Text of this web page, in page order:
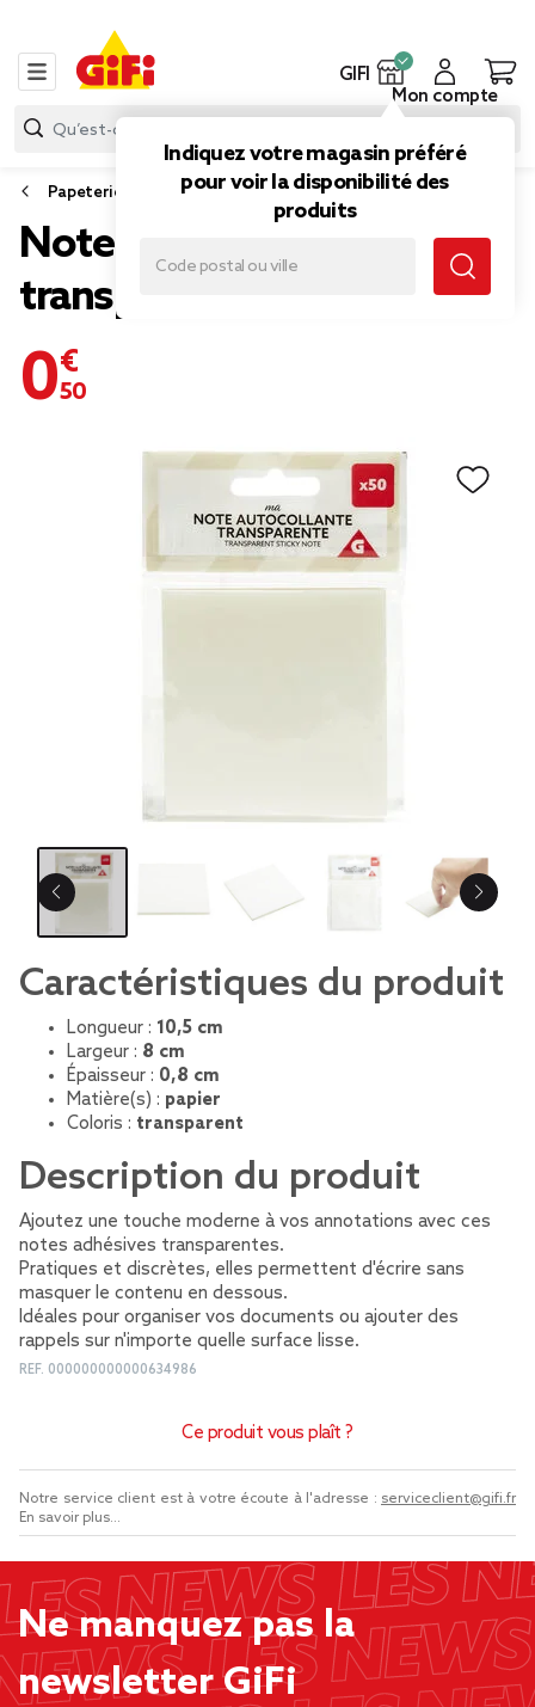
GIFI
Indiquez votre magasin préféré
pour voir la disponibilité des
produits
Mon compte
Papeterie et fournitures bureau
Note adhésive 50 feuilles
transparentes 8x10,5cm
0,50 €
Caractéristiques du produit
Longueur : 10,5 cm
Largeur : 8 cm
Épaisseur : 0,8 cm
Matière(s) : papier
Coloris : transparent
Description du produit
Ajoutez une touche moderne à vos annotations avec ces
notes adhésives transparentes.
Pratiques et discrètes, elles permettent d'écrire sans
masquer le contenu en dessous.
Idéales pour organiser vos documents ou ajouter des
rappels sur n'importe quelle surface lisse.
REF. 000000000000634986
Ce produit vous plaît ?
Notre service client est à votre écoute à l'adresse : serviceclient@gifi.fr
En savoir plus...
Ne manquez pas la
newsletter GiFi